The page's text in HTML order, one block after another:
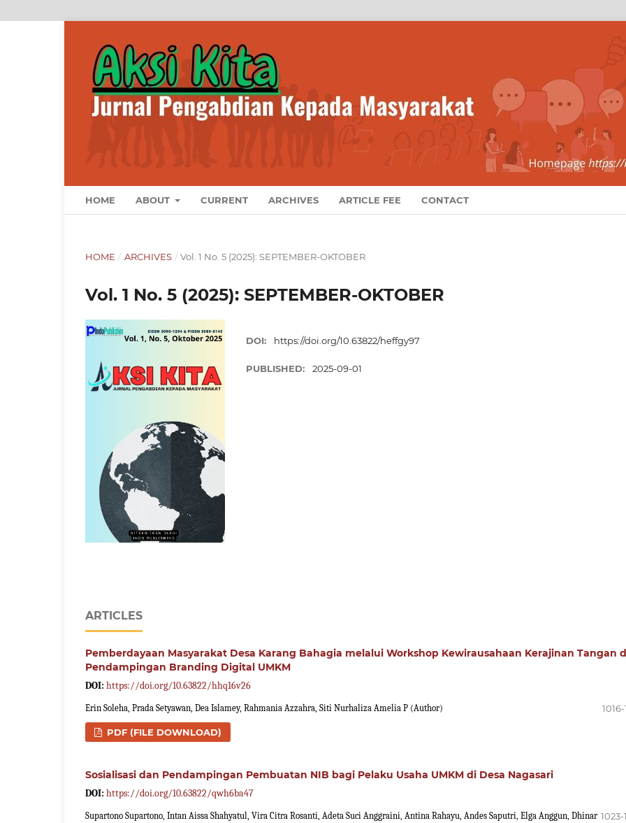
HOME ABOUT CURRENT ARCHIVES ARTICLE FEE CONTACT
HOME / ARCHIVES / Vol. 1 No. 5 (2025): SEPTEMBER-OKTOBER
Vol. 1 No. 5 (2025): SEPTEMBER-OKTOBER
DOI: https://doi.org/10.63822/heffgy97
PUBLISHED: 2025-09-01
ARTICLES
Pemberdayaan Masyarakat Desa Karang Bahagia melalui Workshop Kewirausahaan Kerajinan Tangan
Pendampingan Branding Digital UMKM
DOI: https://doi.org/10.63822/hhq16v26
Erin Soleha, Prada Setyawan, Dea Islamey, Rahmania Azzahra, Siti Nurhaliza Amelia P (Author)
PDF (FILE DOWNLOAD)
Sosialisasi dan Pendampingan Pembuatan NIB bagi Pelaku Usaha UMKM di Desa Nagasari
DOI: https://doi.org/10.63822/qwh6ba47
Supartono Supartono, Intan Aissa Shahyatul, Vira Citra Rosanti, Adeta Suci Anggraini, Antina Rahayu, Andes Saputri, Elga Anggun, Dhinar